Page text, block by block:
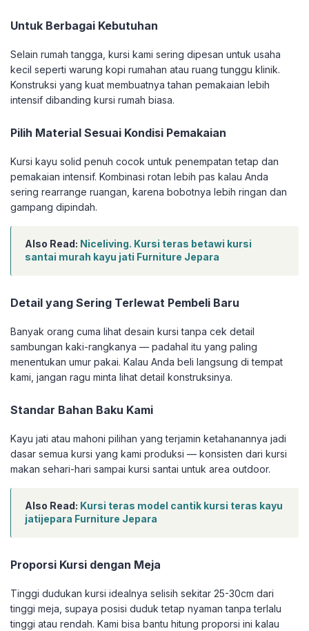
Untuk Berbagai Kebutuhan
Selain rumah tangga, kursi kami sering dipesan untuk usaha
kecil seperti warung kopi rumahan atau ruang tunggu klinik.
Konstruksi yang kuat membuatnya tahan pemakaian lebih
intensif dibanding kursi rumah biasa.
Pilih Material Sesuai Kondisi Pemakaian
Kursi kayu solid penuh cocok untuk penempatan tetap dan
pemakaian intensif. Kombinasi rotan lebih pas kalau Anda
sering rearrange ruangan, karena bobotnya lebih ringan dan
gampang dipindah.
Also Read: Niceliving. Kursi teras betawi kursi
santai murah kayu jati Furniture Jepara
Detail yang Sering Terlewat Pembeli Baru
Banyak orang cuma lihat desain kursi tanpa cek detail
sambungan kaki-rangkanya — padahal itu yang paling
menentukan umur pakai. Kalau Anda beli langsung di tempat
kami, jangan ragu minta lihat detail konstruksinya.
Standar Bahan Baku Kami
Kayu jati atau mahoni pilihan yang terjamin ketahanannya jadi
dasar semua kursi yang kami produksi — konsisten dari kursi
makan sehari-hari sampai kursi santai untuk area outdoor.
Also Read: Kursi teras model cantik kursi teras kayu
jatijepara Furniture Jepara
Proporsi Kursi dengan Meja
Tinggi dudukan kursi idealnya selisih sekitar 25-30cm dari
tinggi meja, supaya posisi duduk tetap nyaman tanpa terlalu
tinggi atau rendah. Kami bisa bantu hitung proporsi ini kalau